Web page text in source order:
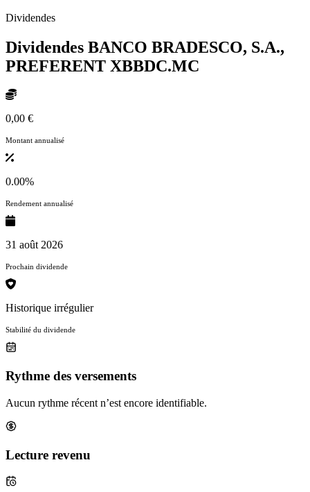
Dividendes
Dividendes BANCO BRADESCO, S.A.,
PREFERENT XBBDC.MC
0,00 €
Montant annualisé
0.00%
Rendement annualisé
31 août 2026
Prochain dividende
Historique irrégulier
Stabilité du dividende
Rythme des versements
Aucun rythme récent n’est encore identifiable.
Lecture revenu